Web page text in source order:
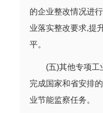
的企业整改情况进
业落实整改要求,提
平。
(五)其他专项工
完成国家和省安排
业节能监察任务。